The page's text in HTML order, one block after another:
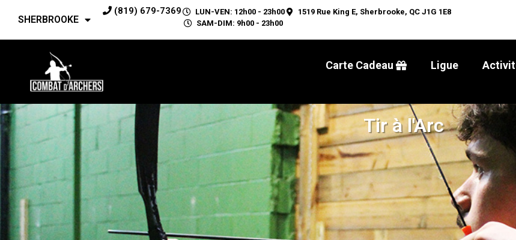
SHERBROOKE
(819) 679-7369
LUN-VEN: 12h00 - 23h00
SAM-DIM: 9h00 - 23h00
1519 Rue King E, Sherbrooke, QC J1G 1E8
Carte Cadeau Ligue
Tir à l'Arc